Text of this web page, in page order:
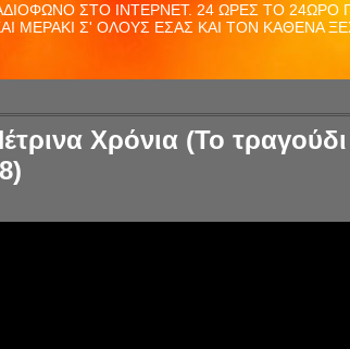
ΣΤΟ ΙΝΤΕΡΝΕΤ. 24 ΩΡΕΣ ΤΟ 24ΩΡΟ
ΜΕΡΑΚΙ Σ' ΟΛΟΥΣ ΕΣΑΣ ΚΑΙ ΤΟΝ ΚΑΘΕΝΑ
Χρόνια (Το τραγούδι